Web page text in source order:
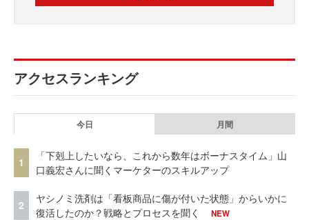
アクセスランキング
今日 月間
1
「下剋上したいなら、これから数年はボーナスタイム」山
口義宏さんに聞くマーケターのスキルアップ
2
ヤシノミ洗剤は「看板商品に傷が付いた状態」からいかに
復活したのか？戦略とプロセスを聞く
NEW